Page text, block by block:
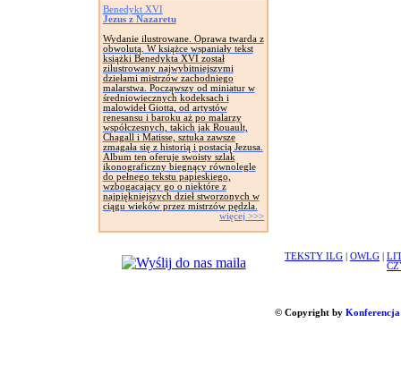
Benedykt XVI
Jezus z Nazaretu
Wydanie ilustrowane. Oprawa twarda z
obwolutą. W książce wspaniały tekst
książki Benedykta XVI został
zilustrowany najwybitniejszymi
dziełami mistrzów zachodniego
malarstwa. Począwszy od miniatur w
średniowiecznych kodeksach i
malowideł Giotta, od artystów
renesansu i baroku aż po malarzy
współczesnych, takich jak Rouault,
Chagall i Matisse, sztuka zawsze
zmagała się z historią i postacią Jezusa.
Album ten oferuje swoisty szlak
ikonograficzny biegnący równolegle
do pełnego tekstu papieskiego,
wzbogacający go o niektóre z
najpiękniejszych dzieł stworzonych w
ciągu wieków przez mistrzów pędzla.
więcej >>>
TEKSTY ILG OWLG
© Copyright by Konferencja